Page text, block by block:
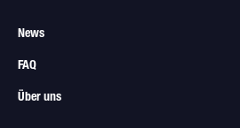
News
FAQ
Über uns